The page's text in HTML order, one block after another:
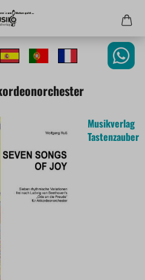
Musikverlag
Tastenzauber